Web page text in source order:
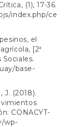
(1), 17-36.
index.php/ce
el
[2ª
base-
J. (2018).
CONACYT-
wp-